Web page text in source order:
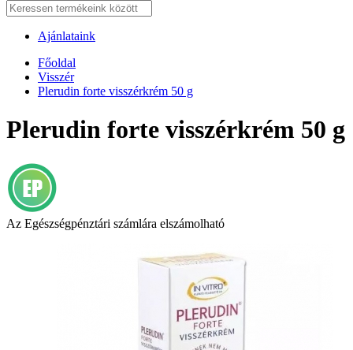
Ajánlataink
Főoldal
Visszér
Plerudin forte visszérkrém 50 g
Plerudin forte visszérkrém 50 g
Az Egészségpénztári számlára elszámolható